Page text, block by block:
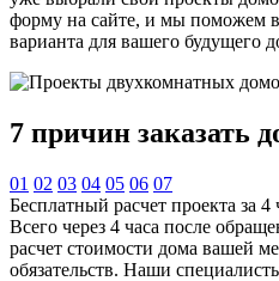
форму на сайте, и мы поможем
варианта для вашего будущего
7 причин заказать
01 02 03 04 05 06 07
Бесплатный расчет проекта за 4
Всего через 4 часа после
расчет стоимости дома вашей
обязательств. Наши